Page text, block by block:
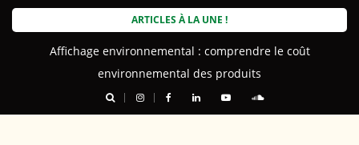
Skip
ARTICLES À LA UNE !
Affichage environnemental : comprendre le coût
environnemental des produits